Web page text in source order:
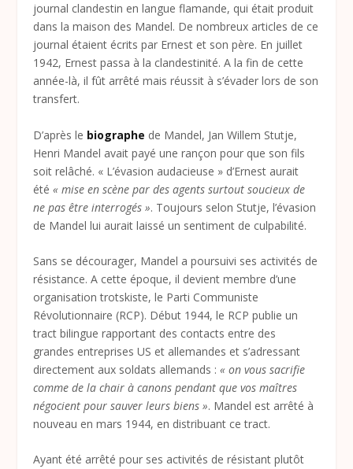
journal clandestin en langue flamande, qui était produit
dans la maison des Mandel. De nombreux articles de ce
journal étaient écrits par Ernest et son père. En juillet
1942, Ernest passa à la clandestinité. A la fin de cette
année-là, il fût arrêté mais réussit à s’évader lors de son
transfert.
D’après le biographe de Mandel, Jan Willem Stutje,
Henri Mandel avait payé une rançon pour que son fils
soit relâché. « L’évasion audacieuse » d’Ernest aurait
été« mise en scène par des agents surtout soucieux de
ne pas être interrogés ». Toujours selon Stutje, l’évasion
de Mandel lui aurait laissé un sentiment de culpabilité.
Sans se décourager, Mandel a poursuivi ses activités de
résistance. A cette époque, il devient membre d’une
organisation trotskiste, le Parti Communiste
Révolutionnaire (RCP). Début 1944, le RCP publie un
tract bilingue rapportant des contacts entre des
grandes entreprises US et allemandes et s’adressant
directement aux soldats allemands :« on vous sacrifie
comme de la chair à canons pendant que vos maîtres
négocient pour sauver leurs biens ». Mandel est arrêté à
nouveau en mars 1944, en distribuant ce tract.
Ayant été arrêté pour ses activités de résistant plutôt